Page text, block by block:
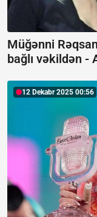
Müğənni
bağlı vəkildən -
12 Dekabr 2025 00:56